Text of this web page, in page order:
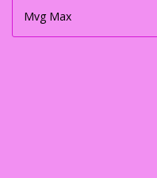
Mvg Max